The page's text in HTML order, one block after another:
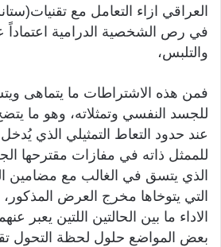
العراقي ازاء التعامل مع
في رص الشخصية الدرامية اعتماداً
والتلبس،
فمن هذه الاشتراطات ما يتماهى
للجسد النفسي وتمثلاته، وهو ما
عند حدود التعاط التمثيلي الذي
للممثل ذاته في مفازات مقترحها
الذي يتسق في الغالب مع مضامين
التي يتوخاها مخرج العرض
الاداء ما بين الحالتين اللتين يعبر
بعض المواضع حلول لحظة التحول